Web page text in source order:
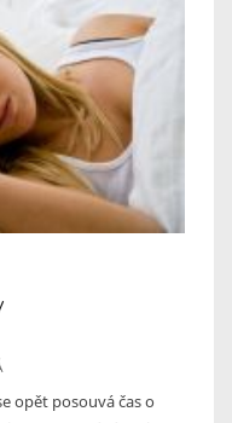
opět posouvá čas o